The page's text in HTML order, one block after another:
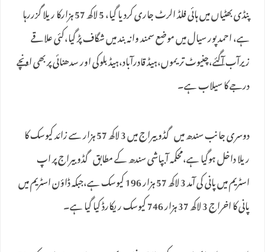
پنڈی بھٹیاں میں ہائی فلڈ الرٹ جاری کردیا گیا، 5 لاکھ 57 ہزارکا ریلا گزررہا
ہے، احمد پور سیال میں موضع سمند وانہ بند میں شگاف پڑ گیا،کئی علاقے
زیرآب آگئے،چنیوٹ تریموں،ہیڈ قادرآباد،ہیڈ بلوکی اور سدھنائی پر بھی اونچے
درجے کا سیلاب ہے۔
دوسری جانب سندھ میں گڈو بیراج میں 3 لاکھ 57 ہزار سے زائد کیوسک کا
ریلا داخل ہوگیا ہے،محکمہ آبپاشی سندھ کے مطابق گڈو بیراج پر اپ
اسٹریم میں پانی کی آمد 3 لاکھ 57 ہزار 196 کیوسک ہے،جبکہ ڈاؤن اسٹریم میں
پانی کا اخراج 3 لاکھ 37 ہزار 746 کیوسک ریکارڈ کیا گیا ہے۔